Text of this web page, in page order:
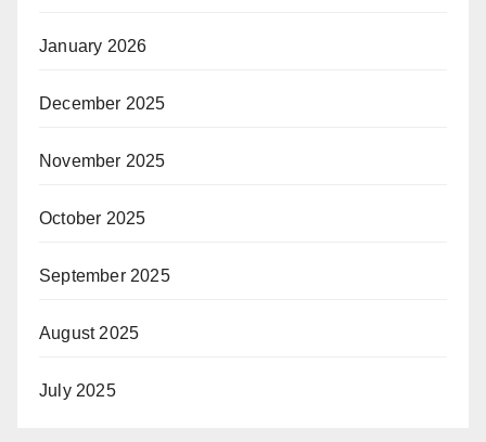
January 2026
December 2025
November 2025
October 2025
September 2025
August 2025
July 2025